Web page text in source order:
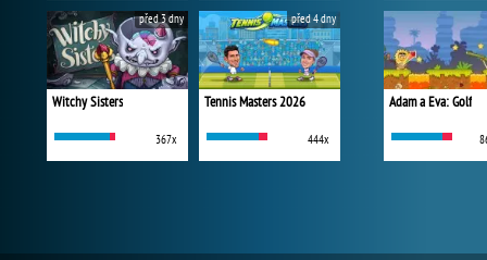
Witchy Sisters
367x
před 3 dny
Tennis Masters 2026
444x
před 4 dny
Adam a Eva: Golf